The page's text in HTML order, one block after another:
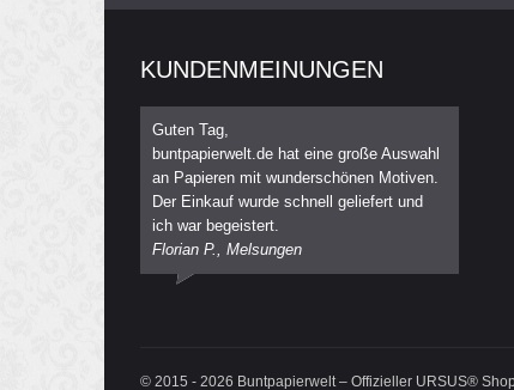
KUNDENMEINUNGEN
Guten Tag,
buntpapierwelt.de hat eine große Auswahl
an Papieren mit wunderschönen Motiven.
Der Einkauf wurde schnell geliefert und
ich war begeistert.
Florian P., Melsungen
© 2015 - 2026 Buntpapierwelt – Offizieller URSUS®